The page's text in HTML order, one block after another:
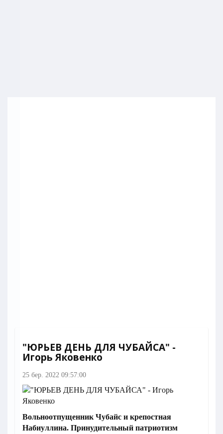
"ЮРЬЕВ ДЕНЬ ДЛЯ ЧУБАЙСА" -
Игорь Яковенко
25 бер. 2022 09:57:00
Вольноотпущенник Чубайс и крепостная
Набиуллина. Принудительный патриотизм